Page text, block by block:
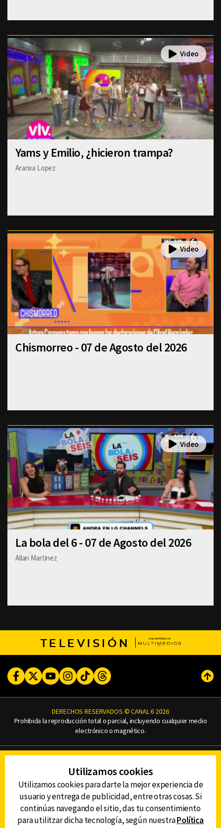
Yams y Emilio, ¿hicieron trampa?
Aranxa Lopez
Chismorreo - 07 de Agosto del 2026
La bola del 6 - 07 de Agosto del 2026
Allan Martinez
TELEVISIÓN
FacebookTwitterYoutubeInstagram
TikTokThreads
DERECHOS RESERVADOS © CANAL 6 2026
Prohibida la reproducción total o parcial, incluyendo cualquier medio
electrónico o magnético.
AVISO DE PRIVACIDAD
AVISO LEGAL
DEFENSORÍA DE LAS AUDIENCIAS
Utilizamos cookies
Utilizamos cookies para darte la mejor experiencia de
usuario y entrega de publicidad, entre otras cosas. Si
continúas navegando el sitio, das tu consentimiento
para utilitzar dicha tecnología, según nuestraPolítica